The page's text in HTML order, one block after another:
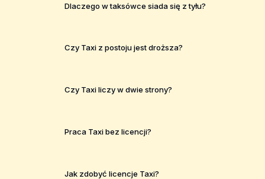
Dlaczego w taksówce siada się z tyłu?
Czy Taxi z postoju jest droższa?
Czy Taxi liczy w dwie strony?
Praca Taxi bez licencji?
Jak zdobyć licencje Taxi?